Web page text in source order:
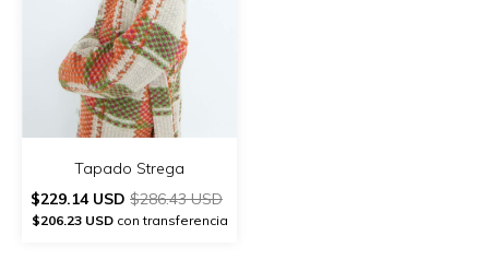
Tapado Strega
$229.14 USD $286.43 USD
$206.23 USDcon transferencia